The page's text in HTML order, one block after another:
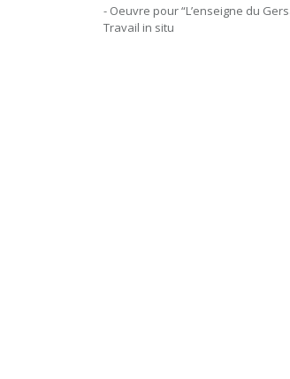
- Oeuvre pour “L’enseigne du
Travail in situ